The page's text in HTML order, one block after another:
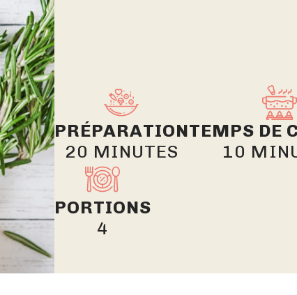
PRÉPARATION
20 MINUTES
TEMPS DE
10
PORTIONS
4